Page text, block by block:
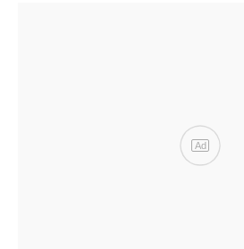
Ad